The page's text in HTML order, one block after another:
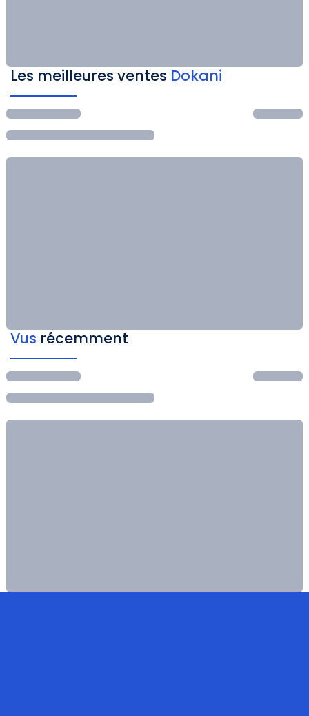
Les meilleures ventes Dokani
Vus récemment